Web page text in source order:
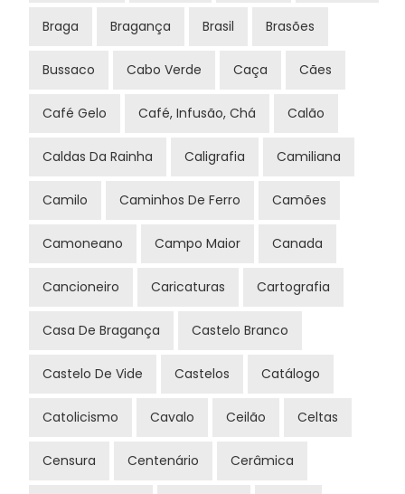
Braga Bragança Brasil Brasões
Bussaco Cabo Verde Caça Cães
Café Gelo Café, Infusão, Chá Calão
Caldas Da Rainha Caligrafia Camiliana
Camilo Caminhos De Ferro Camões
Camoneano Campo Maior Canada
Cancioneiro Caricaturas Cartografia
Casa De Bragança Castelo Branco
Castelo De Vide Castelos Catálogo
Catolicismo Cavalo Ceilão Celtas
Censura Centenário Cerâmica